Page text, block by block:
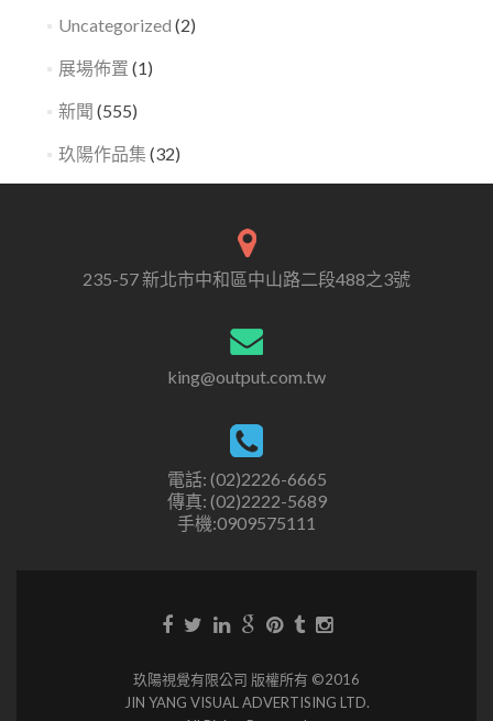
Uncategorized (2)
展場佈置 (1)
新聞 (555)
玖陽作品集 (32)
235-57 新北市中和區中山路二段488之3號
king@output.com.tw
電話: (02)2226-6665
傳真: (02)2222-5689
手機:0909575111
玖陽視覺有限公司 版權所有 ©2016
JIN YANG VISUAL ADVERTISING LTD.